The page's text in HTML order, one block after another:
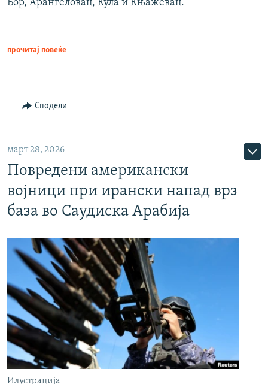
Бор, Аранѓеловац, Кула и Књажевац.
прочитај повеќе
Сподели
март 28, 2026
Повредени американски
војници при ирански напад врз
база во Саудиска Арабија
Илустрација